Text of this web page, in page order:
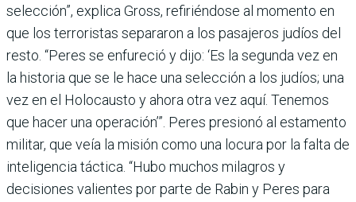
selección”, explica Gross, refiriéndose al momento en
que los terro­ristas separaron a los pasa­jeros judíos del
resto. “Peres se enfureció y dijo: ‘Es la segunda vez en
la histo­ria que se le hace una selec­ción a los judíos; una
vez en el Holocausto y ahora otra vez aquí. Tenemos
que hacer una operación’”. Peres pre­sionó al estamento
militar, que veía la misión como una locura por la falta de
inteli­gencia táctica. “Hubo muchos milagros y
decisiones valien­tes por parte de Rabin y Peres para